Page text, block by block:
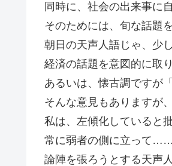
同時に、社会の出来事に
そのためには、旬な話題
朝日の天声人語じゃ、少
経済の話題を意図的に取
あるいは、懐古調ですが
そんな意見もありますが、
私は、左傾化していると
常に弱者の側に立って
論陣を張ろうとする天声